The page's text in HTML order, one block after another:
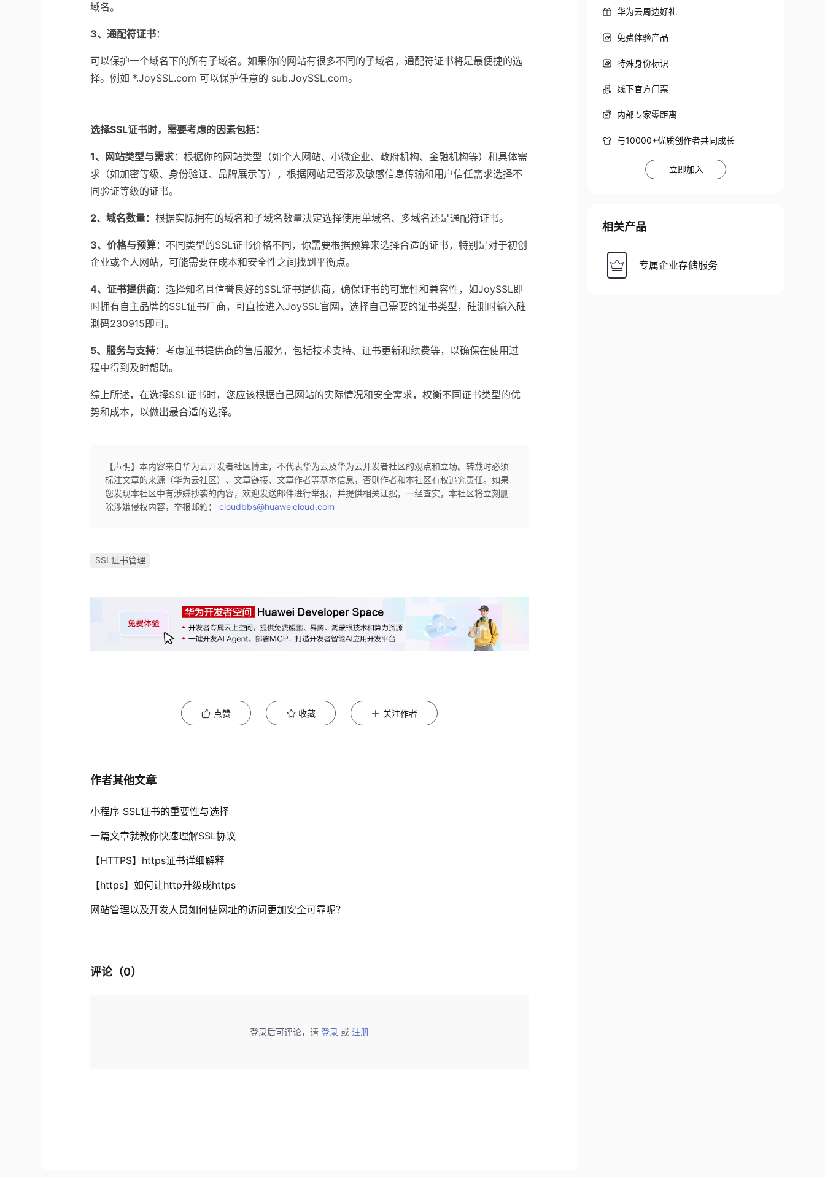
域名。
3、通配符证书：
可以保护一个域名下的所有子域名。如果你的网站有很多不同的子域名，通配符证书将是最便捷的选
择。例如 *.JoySSL.com 可以保护任意的 sub.JoySSL.com。
选择SSL证书时，需要考虑的因素包括：
1、网站类型与需求：根据你的网站类型（如个人网站、小微企业、政府机构、金融机构等）和具体需
求（如加密等级、身份验证、品牌展示等），根据网站是否涉及敏感信息传输和用户信任需求选择不
同验证等级的证书。
2、域名数量：根据实际拥有的域名和子域名数量决定选择使用单域名、多域名还是通配符证书。
3、价格与预算：不同类型的SSL证书价格不同，你需要根据预算来选择合适的证书，特别是对于初创
企业或个人网站，可能需要在成本和安全性之间找到平衡点。
4、证书提供商：选择知名且信誉良好的SSL证书提供商，确保证书的可靠性和兼容性，如JoySSL即
时拥有自主品牌的SSL证书厂商，可直接进入JoySSL官网，选择自己需要的证书类型，砫測时输入砫
測码230915即可。
5、服务与支持：考虑证书提供商的售后服务，包括技术支持、证书更新和续费等，以确保在使用过
程中得到及时帮助。
综上所述，在选择SSL证书时，您应该根据自己网站的实际情况和安全需求，权衡不同证书类型的优
势和成本，以做出最合适的选择。
【声明】本内容来自华为云开发者社区博主，不代表华为云及华为云开发者社区的观点和立场。转载时必须
标注文章的来源（华为云社区）、文章链接、文章作者等基本信息，否则作者和本社区有权追究责任。如果
您发现本社区中有涉嫌抄袭的内容，欢迎发送邮件进行举报，并提供相关证据，一经查实，本社区将立刻删
除涉嫌侵权内容，举报邮箱：cloudbbs@huaweicloud.com
SSL证书管理
点赞 收藏 关注作者
作者其他文章
小程序 SSL证书的重要性与选择
一篇文章就教你快速理解SSL协议
【HTTPS】https证书详细解释
【https】如何让http升级成https
网站管理以及开发人员如何使网址的访问更加安全可靠呢？
评论（0）
登录后可评论，请 登录 或 注册
华为云周边好礼
免费体验产品
特殊身份标识
线下官方门票
内部专家零距离
与10000+优质创作者共同成长
立即加入
相关产品
专属企业存储服务